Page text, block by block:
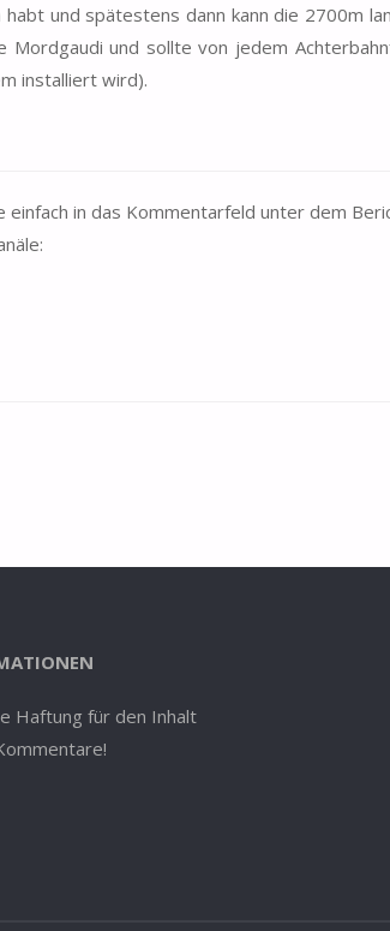
und spätestens dann kann die 2700m
und sollte von jedem
installiert wird).
einfach in das Kommentarfeld unter dem
Haftung für den Inhalt